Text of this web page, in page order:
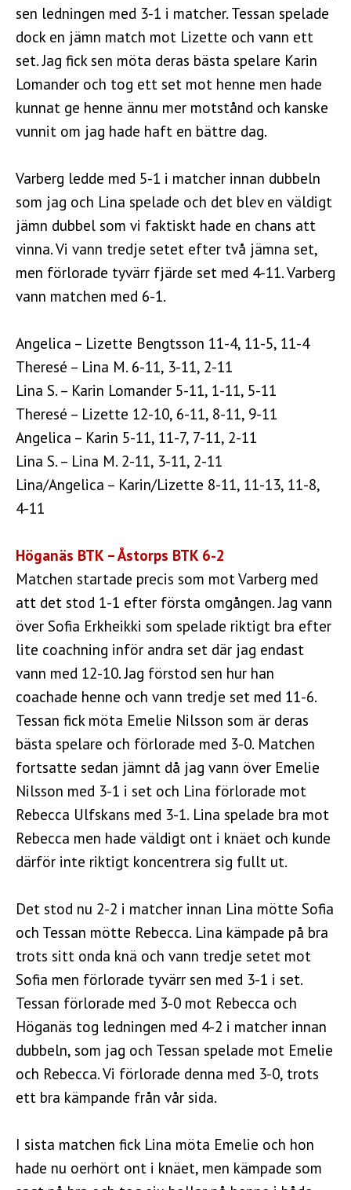
sen ledningen med 3-1 i matcher. Tessan spelade
dock en jämn match mot Lizette och vann ett
set. Jag fick sen möta deras bästa spelare Karin
Lomander och tog ett set mot henne men hade
kunnat ge henne ännu mer motstånd och kanske
vunnit om jag hade haft en bättre dag.
Varberg ledde med 5-1 i matcher innan dubbeln
som jag och Lina spelade och det blev en väldigt
jämn dubbel som vi faktiskt hade en chans att
vinna. Vi vann tredje setet efter två jämna set,
men förlorade tyvärr fjärde set med 4-11. Varberg
vann matchen med 6-1.
Angelica – Lizette Bengtsson 11-4, 11-5, 11-4
Theresé – Lina M. 6-11, 3-11, 2-11
Lina S. – Karin Lomander 5-11, 1-11, 5-11
Theresé – Lizette 12-10, 6-11, 8-11, 9-11
Angelica – Karin 5-11, 11-7, 7-11, 2-11
Lina S. – Lina M. 2-11, 3-11, 2-11
Lina/Angelica – Karin/Lizette 8-11, 11-13, 11-8,
4-11
Höganäs BTK – Åstorps BTK 6-2
Matchen startade precis som mot Varberg med
att det stod 1-1 efter första omgången. Jag vann
över Sofia Erkheikki som spelade riktigt bra efter
lite coachning inför andra set där jag endast
vann med 12-10. Jag förstod sen hur han
coachade henne och vann tredje set med 11-6.
Tessan fick möta Emelie Nilsson som är deras
bästa spelare och förlorade med 3-0. Matchen
fortsatte sedan jämnt då jag vann över Emelie
Nilsson med 3-1 i set och Lina förlorade mot
Rebecca Ulfskans med 3-1. Lina spelade bra mot
Rebecca men hade väldigt ont i knäet och kunde
därför inte riktigt koncentrera sig fullt ut.
Det stod nu 2-2 i matcher innan Lina mötte Sofia
och Tessan mötte Rebecca. Lina kämpade på bra
trots sitt onda knä och vann tredje setet mot
Sofia men förlorade tyvärr sen med 3-1 i set.
Tessan förlorade med 3-0 mot Rebecca och
Höganäs tog ledningen med 4-2 i matcher innan
dubbeln, som jag och Tessan spelade mot Emelie
och Rebecca. Vi förlorade denna med 3-0, trots
ett bra kämpande från vår sida.
I sista matchen fick Lina möta Emelie och hon
hade nu oerhört ont i knäet, men kämpade som